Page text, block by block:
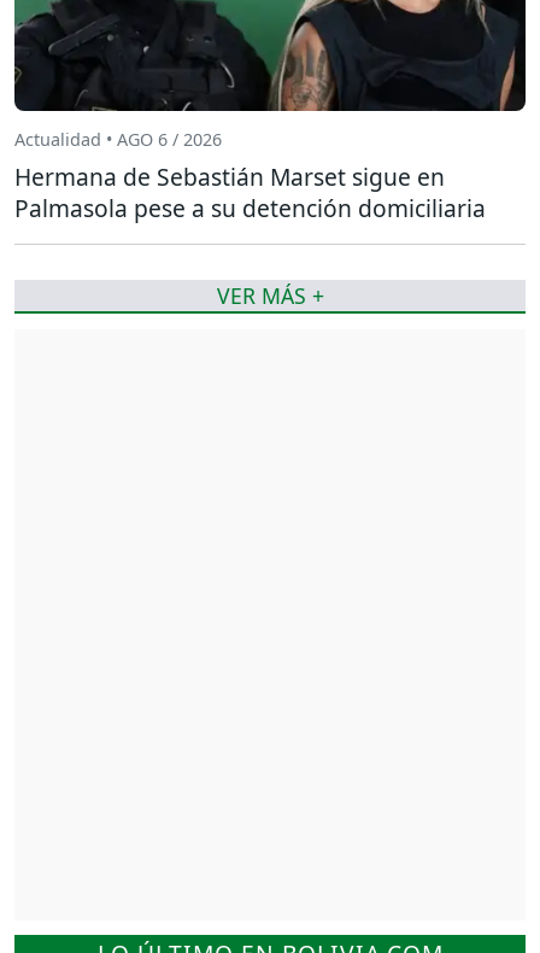
Actualidad • AGO 6 / 2026
Hermana de Sebastián Marset sigue en
Palmasola pese a su detención domiciliaria
VER MÁS +